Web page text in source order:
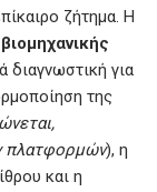
ζήτημα. Η
βιομηχανικής
διαγνωστική για
της
πλατφορμών), η
και η